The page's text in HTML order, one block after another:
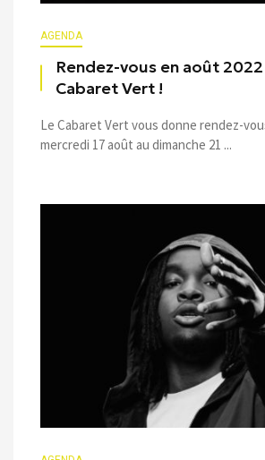
AGENDA
Rendez-vous en août
Cabaret Vert !
Le Cabaret Vert vous donne rendez-
mercredi 17 août au dimanche 21 ...